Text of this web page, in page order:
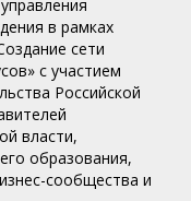
в рамках
сети
с участием
Российской
власти,
образования,
сообщества и